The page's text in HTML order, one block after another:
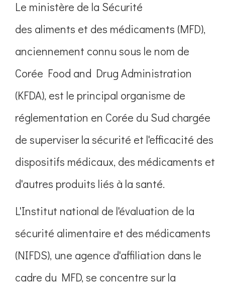
Le ministère de la Sécurité
des aliments et des médicaments (MFD),
anciennement connu sous le nom de
Corée Food and Drug Administration
(KFDA), est le principal organisme de
réglementation en Corée du Sud chargée
de superviser la sécurité et l'efficacité des
dispositifs médicaux, des médicaments et
d'autres produits liés à la santé.
L'Institut national de l'évaluation de la
sécurité alimentaire et des médicaments
(NIFDS), une agence d'affiliation dans le
cadre du MFD, se concentre sur la